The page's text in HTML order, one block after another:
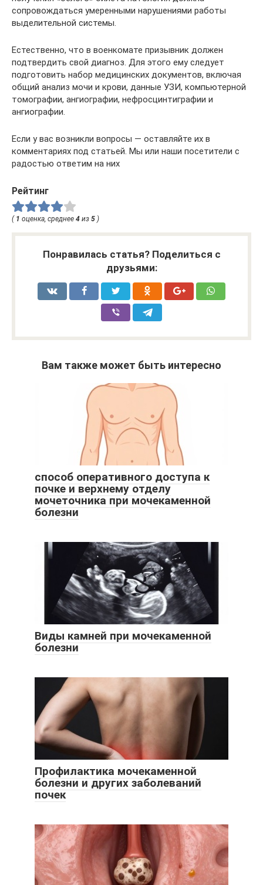
сопровождаться умеренными нарушениями работы
выделительной системы.
Естественно, что в военкомате призывник должен
подтвердить свой диагноз. Для этого ему следует
подготовить набор медицинских документов, включая
общий анализ мочи и крови, данные УЗИ, компьютерной
томографии, ангиографии, нефросцинтиграфии и
ангиографии.
Если у вас возникли вопросы — оставляйте их в
комментариях под статьей. Мы или наши посетители с
радостью ответим на них
Рейтинг
( 1 оценка, среднее 4 из 5 )
Понравилась статья? Поделиться с
друзьями:
Вам также может быть интересно
способ оперативного доступа к
почке и верхнему отделу
мочеточника при мочекаменной
болезни
Виды камней при мочекаменной
болезни
Профилактика мочекаменной
болезни и других заболеваний
почек